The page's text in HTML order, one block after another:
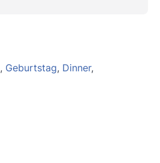
, Geburtstag, Dinner,